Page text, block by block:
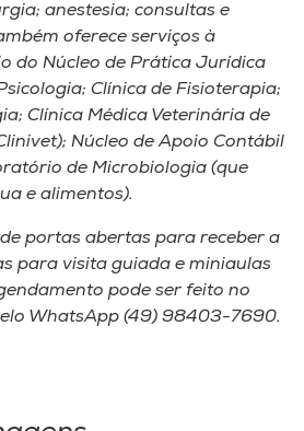
anestesia; consultas e
oferece serviços à
do Núcleo de Prática Jurídica
Clínica de Fisioterapia;
Clínica Médica Veterinária de
Núcleo de Apoio Contábil
de Microbiologia (que
e alimentos).
portas abertas para receber a
para visita guiada e miniaulas
pode ser feito no
WhatsApp (49) 98403-7690.